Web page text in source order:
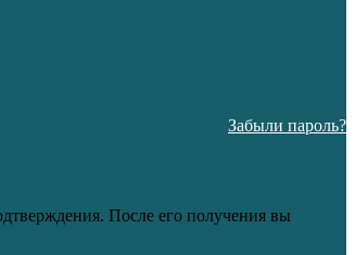
Забыли пароль?
После его получения вы